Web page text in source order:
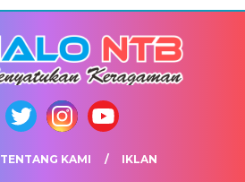
TENTANG KAMI IKLAN